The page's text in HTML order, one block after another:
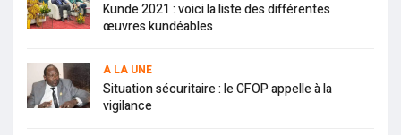
Kunde 2021 : voici la liste des différentes
œuvres kundéables
A LA UNE
Situation sécuritaire : le CFOP appelle à la
vigilance